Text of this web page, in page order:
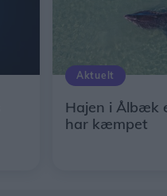
Aktuelt
Hajen i Ålbæk
har kæmpet